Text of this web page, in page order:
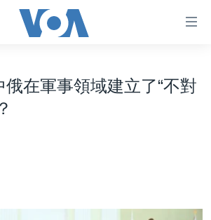
在軍事領域建立了“不對